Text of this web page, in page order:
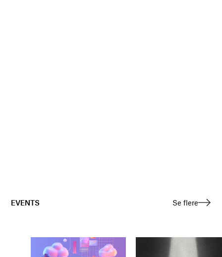
EVENTS Se flere